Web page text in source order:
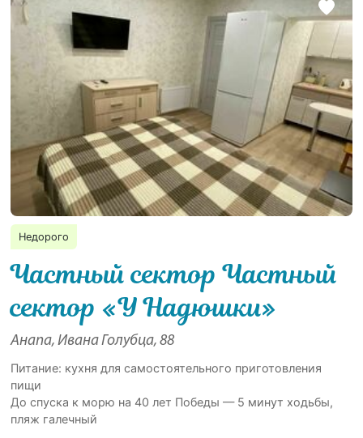
Недорого
Частный сектор Частный
сектор «У Надюшки»
Анапа, Ивана Голубца, 88
Питание: кухня для самостоятельного приготовления
пищи
До спуска к морю на 40 лет Победы — 5 минут ходьбы,
пляж галечный